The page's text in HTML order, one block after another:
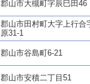
郡山市大槻町字辰巳田46
郡山市田村町大字上行合
原31-1
郡山市谷島町6-21
郡山市安積二丁目51